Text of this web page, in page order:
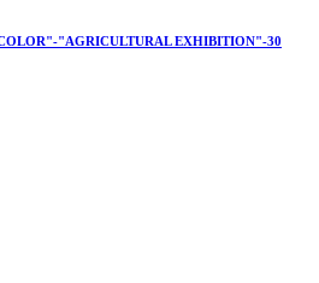
"AGRICULTURAL EXHIBITION"-30